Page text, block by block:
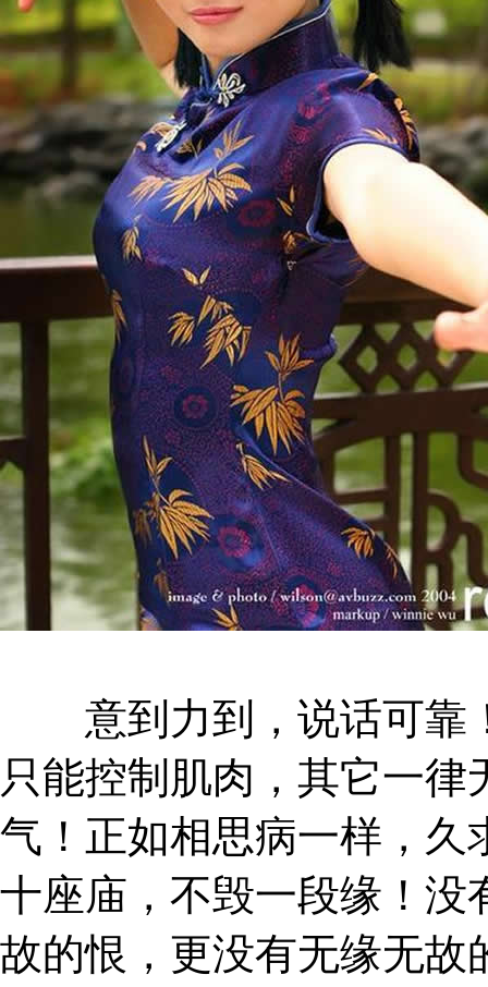
意到力到，说话可靠
只能控制肌肉，其它一
气！正如相思病一样，久
十座庙，不毁一段缘！没
故的恨，更没有无缘无故